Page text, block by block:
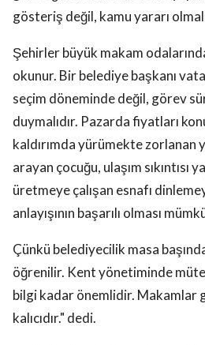
gösteriş değil, kamu yararı
Şehirler büyük makam
okunur. Bir belediye başkanı
seçim döneminde değil, görev
duymalıdır. Pazarda fiyatları
kaldırımda yürümekte zorlanan
arayan çocuğu, ulaşım sıkıntısı
üretmeye çalışan esnafı
anlayışının başarılı olması
Çünkü belediyecilik masa
öğrenilir. Kent yönetiminde
bilgi kadar önemlidir. Makamlar
kalıcıdır." dedi.